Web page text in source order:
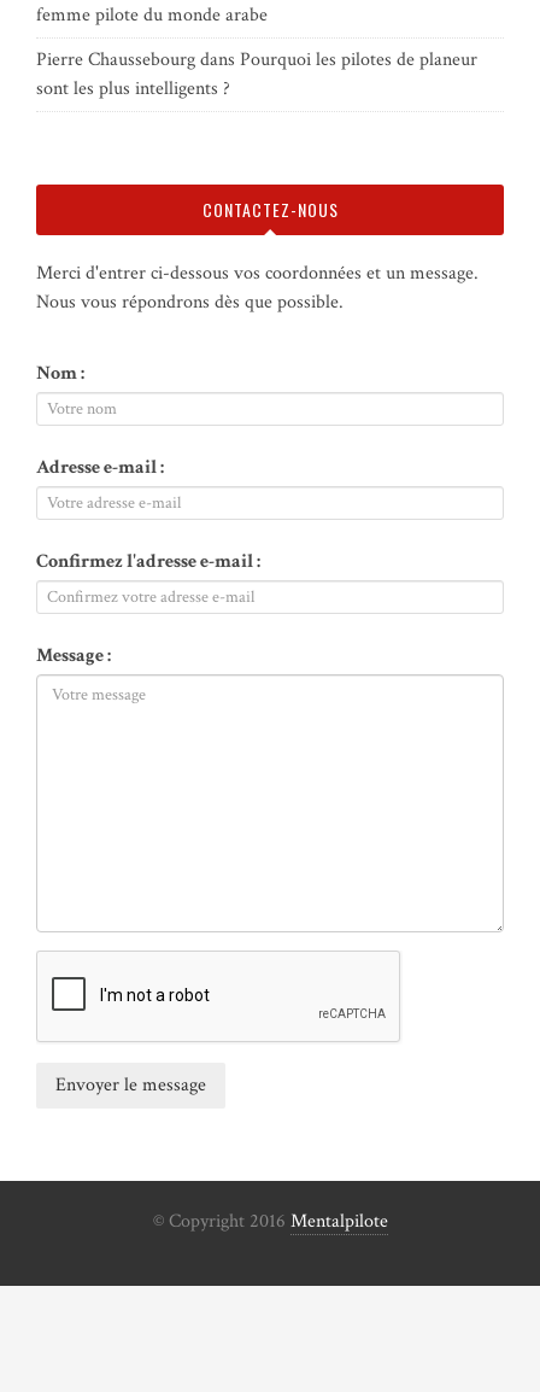
femme pilote du monde arabe
Pierre Chaussebourgdans Pourquoi les pilotes de planeur
sont les plus intelligents ?
CONTACTEZ-NOUS
Merci d'entrer ci-dessous vos coordonnées et un message.
Nous vous répondrons dès que possible.
Nom :
Adresse e-mail :
Confirmez l'adresse e-mail :
Message :
© Copyright 2016 Mentalpilote